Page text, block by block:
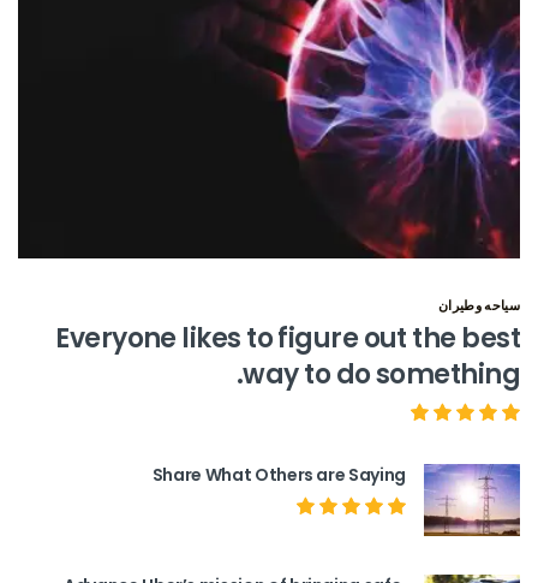
سياحه وطيران
Everyone likes to figure out the best
way to do something.
Share What Others are Saying